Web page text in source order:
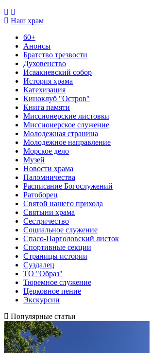
Наш храм
60+
Анонсы
Братство трезвости
Духовенство
Исаакиевский собор
История храма
Катехизация
Киноклуб "Остров"
Книга памяти
Миссионерские листовки
Миссионерское служение
Молодежная страница
Молодежное направление
Морское дело
Музей
Новости храма
Паломничества
Расписание Богослужений
Ратоборец
Святой нашего прихода
Святыни храма
Сестричество
Социальное служение
Спасо-Парголовский листок
Спортивные секции
Страницы истории
Суздалец
ТО "Образ"
Тюремное служение
Церковное пение
Экскурсии
Популярные статьи